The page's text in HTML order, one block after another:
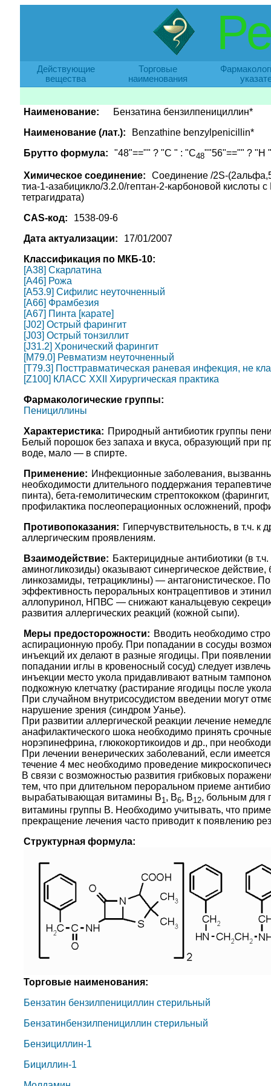
Действующие
вещества
Торговые
наименования
Наименование:
Бензатина бензилпенициллин*
Наименование (лат.):
Benzathine benzylpenicillin*
Брутто формула:
"48"=="" ? "C " : "C48""56"=="" ? "H
Химическое соединение:
Соединение /2S-
тиа-1-азабицикло/3.2.0/гептан-2-карбоновой
тетрагидрата)
CAS-код:
1538-09-6
Дата актуализации:
17/01/2007
Классификация по МКБ-10:
[A38] Скарлатина
[A46] Рожа
[A53.9] Сифилис неуточненный
[A66] Фрамбезия
[A67] Пинта [карате]
[J02] Острый фарингит
[J03] Острый тонзиллит
[J31.2] Хронический фарингит
[M79.0] Ревматизм неуточненный
[T79.3] Посттравматическая раневая инфекция, не
[Z100] КЛАСС XXII Хирургическая практика
Фармакологические группы:
Пенициллины
Характеристика: Природный антибиотик группы
Белый порошок без запаха и вкуса, образующий при
воде, мало — в спирте.
Применение: Инфекционные заболевания,
необходимости длительного поддержания
пинта), бета-гемолитическим стрептококком
профилактика послеоперационных осложнений,
Противопоказания: Гиперчувствительность, в т.ч.
аллергическим проявлениям.
Взаимодействие: Бактерицидные антибиотики (в
аминогликозиды) оказывают синергическое
линкозамиды, тетрациклины) — антагонистическое.
эффективность пероральных контрацептивов и
аллопуринол, НПВС — снижают канальцевую
развития аллергических реакций (кожной сыпи).
Меры предосторожности: Вводить необходимо
аспирационную пробу. При попадании в сосуды
инъекций их делают в разные ягодицы. При
попадании иглы в кровеносный сосуд) следует
инъекции место укола придавливают ватным
подкожную клетчатку (растирание ягодицы после
При случайном внутрисосудистом введении могут
нарушение зрения (синдром Уанье).
При развитии аллергической реакции лечение
анафилактического шока необходимо принять
норэпинефрина, глюкокортикоидов и др., при
При лечении венерических заболеваний, если
течение 4 мес необходимо проведение
В связи с возможностью развития грибковых
тем, что при длительном пероральном приеме
вырабатывающая витамины В1, В6, В12, больным для
витамины группы В. Необходимо учитывать, что
прекращение лечения часто приводит к появлению
Структурная формула:
Торговые наименования:
Бензатин бензилпенициллин стерильный
Бензатинбензилпенициллин стерильный
Бензициллин-1
Бициллин-1